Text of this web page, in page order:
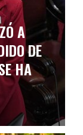
A
DE
HA